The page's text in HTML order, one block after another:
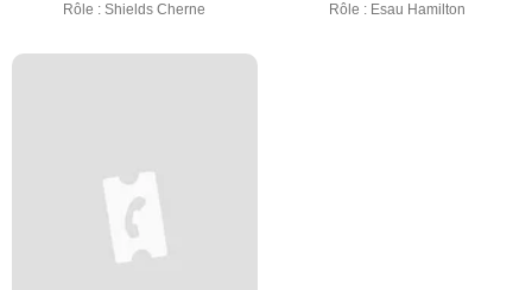
Rôle : Shields Cherne Rôle : Esau Hamilton